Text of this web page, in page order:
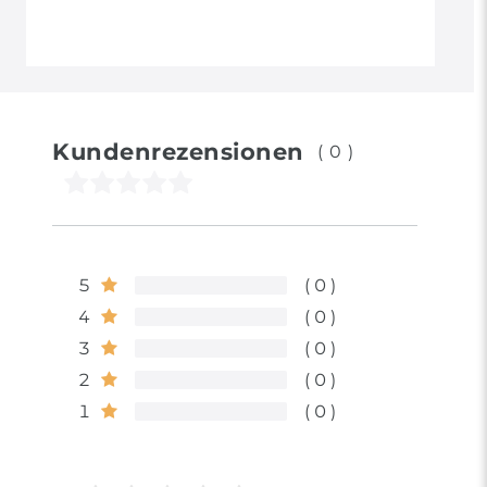
Kundenrezensionen (0)
5
0
4
0
3
0
2
0
1
0